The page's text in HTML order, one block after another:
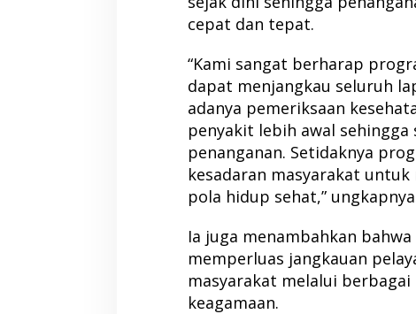
cepat dan tepat.
“Kami sangat berharap
dapat menjangkau seluruh
adanya pemeriksaan
penyakit lebih awal
penanganan. Setidaknya
kesadaran masyarakat
pola hidup sehat,”
Ia juga menambahkan
memperluas jangkauan
masyarakat melalui
keagamaan.